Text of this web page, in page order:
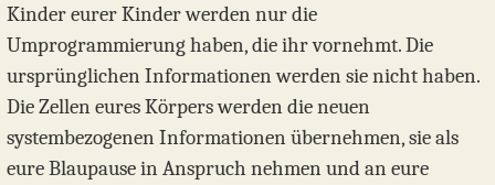
Kinder eurer Kinder werden nur die
Umprogrammierung haben, die ihr vornehmt. Die
ursprünglichen Informationen werden sie nicht haben.
Die Zellen eures Körpers werden die neuen
systembezogenen Informationen übernehmen, sie als
eure Blaupause in Anspruch nehmen und an eure